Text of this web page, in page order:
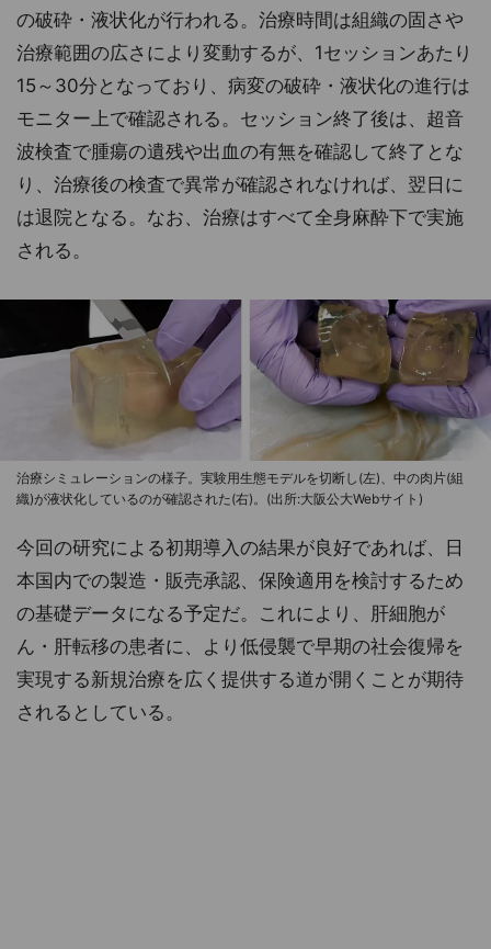
の破砕・液状化が行われる。治療時間は組織の固さや
治療範囲の広さにより変動するが、1セッションあたり
15～30分となっており、病変の破砕・液状化の進行は
モニター上で確認される。セッション終了後は、超音
波検査で腫瘍の遺残や出血の有無を確認して終了とな
り、治療後の検査で異常が確認されなければ、翌日に
は退院となる。なお、治療はすべて全身麻酔下で実施
される。
治療シミュレーションの様子。実験用生態モデルを切断し(左)、中の肉片(組
織)が液状化しているのが確認された(右)。(出所:大阪公大Webサイト)
今回の研究による初期導入の結果が良好であれば、日
本国内での製造・販売承認、保険適用を検討するため
の基礎データになる予定だ。これにより、肝細胞が
ん・肝転移の患者に、より低侵襲で早期の社会復帰を
実現する新規治療を広く提供する道が開くことが期待
されるとしている。